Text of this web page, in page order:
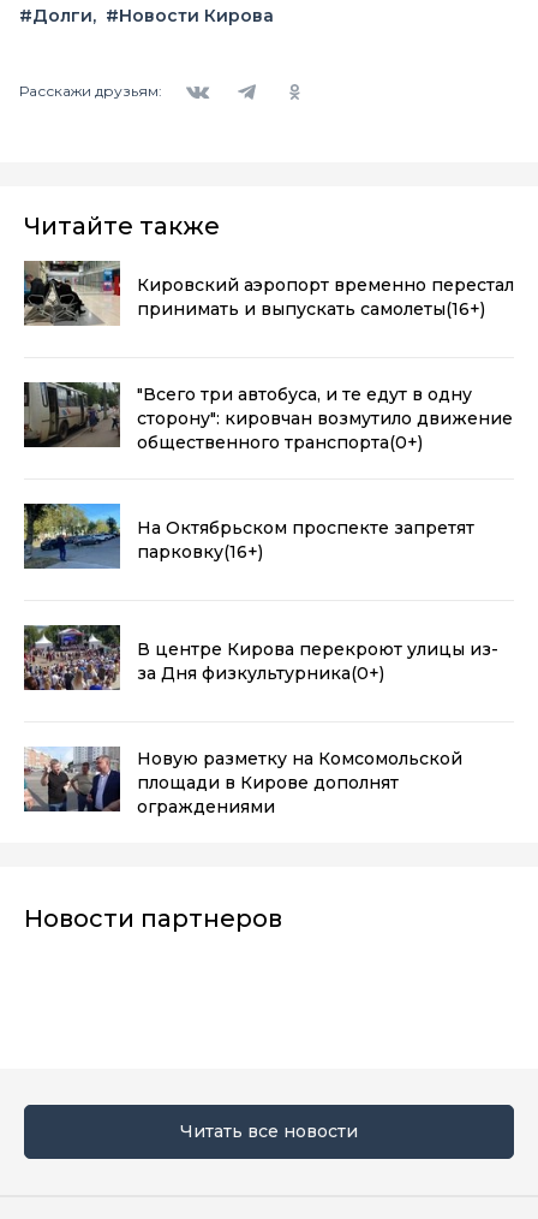
#Долги #Новости Кирова
Расскажи друзьям:
Читайте также
Кировский аэропорт временно перестал
принимать и выпускать самолеты(16+)
"Всего три автобуса, и те едут в одну
сторону": кировчан возмутило движение
общественного транспорта(0+)
На Октябрьском проспекте запретят
парковку(16+)
В центре Кирова перекроют улицы из-
за Дня физкультурника(0+)
Новую разметку на Комсомольской
площади в Кирове дополнят
ограждениями
Новости партнеров
Читать все новости